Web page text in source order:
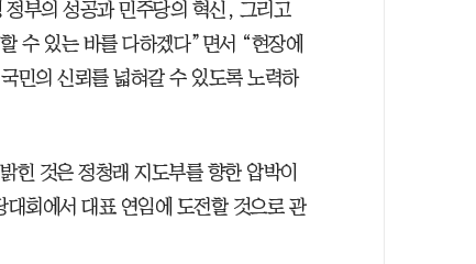
부의 성공과 민주당의 혁신, 그리고
수 있는 바를 다하겠다”면서 “현장에
민의 신뢰를 넓혀갈 수 있도록 노력하
힌 것은 정청래 지도부를 향한 압박이
회에서 대표 연임에 도전할 것으로 관